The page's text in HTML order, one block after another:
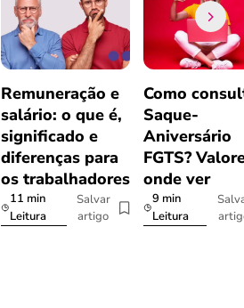
Remuneração e
salário: o que é,
significado e
diferenças para
os trabalhadores
11 min
Leitura
Salvar
artigo
Como
Saque-
Aniversário
FGTS?
onde ver
9 min
Leitura